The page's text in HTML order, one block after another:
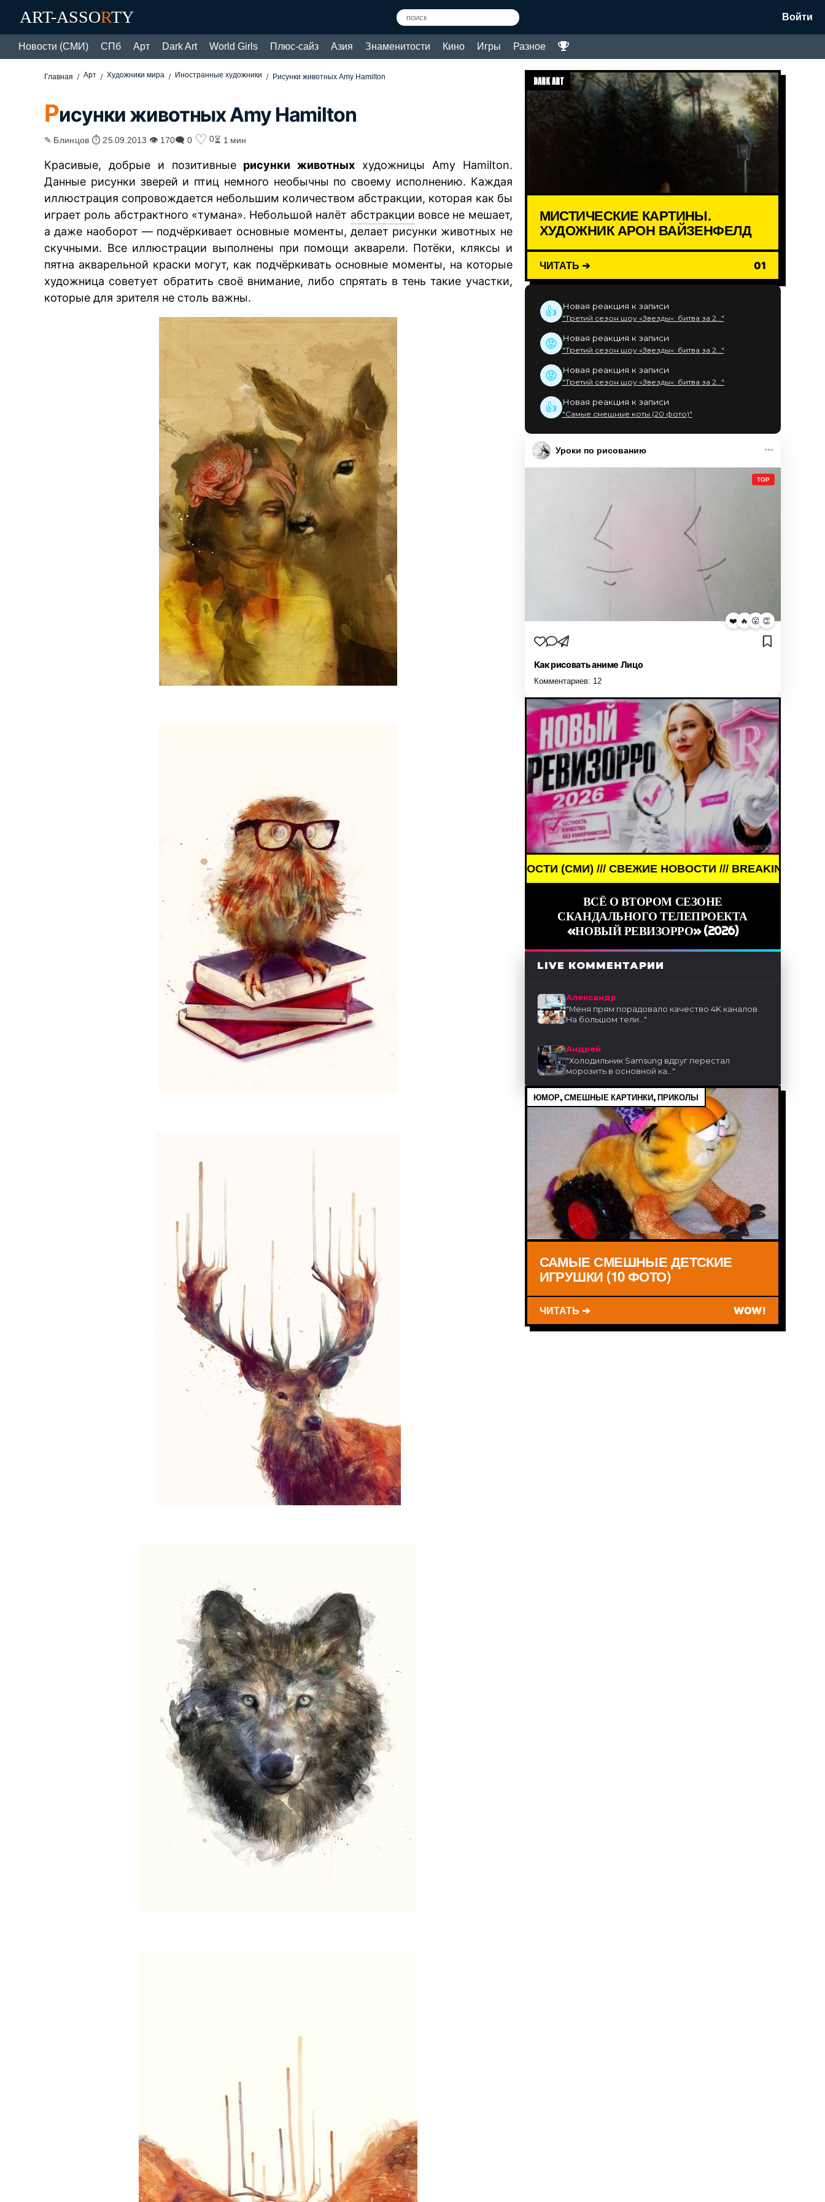
ART-ASSORTY Войти
Новости (СМИ) СПб Арт Dark Art World Girls Плюс-сайз Азия Знаменитости Кино Игры Разное
Главная Арт Художники мира Иностранные художники Рисунки животных Amy Hamilton
Рисунки животных Amy Hamilton
✎ Блинцов ⏱ 25.09.2013 👁 170🗨 0 ♡ 0⏳ 1 мин
Красивые, добрые и позитивные рисунки животных художницы Amy Hamilton.
Данные рисунки зверей и птиц немного необычны по своему исполнению. Каждая
иллюстрация сопровождается небольшим количеством абстракции, которая как бы
играет роль абстрактного «тумана». Небольшой налёт абстракции вовсе не мешает,
а даже наоборот — подчёркивает основные моменты, делает рисунки животных не
скучными. Все иллюстрации выполнены при помощи акварели. Потёки, кляксы и
пятна акварельной краски могут, как подчёркивать основные моменты, на которые
художница советует обратить своё внимание, либо спрятать в тень такие участки,
которые для зрителя не столь важны.
DARK ART
МИСТИЧЕСКИЕ КАРТИНЫ.
ХУДОЖНИК АРОН ВАЙЗЕНФЕЛД
ЧИТАТЬ ➔ 01
👍 Новая реакция к записи
"Третий сезон шоу «Звезды»: битва за 2..."
😡 Новая реакция к записи
"Третий сезон шоу «Звезды»: битва за 2..."
😡 Новая реакция к записи
"Третий сезон шоу «Звезды»: битва за 2..."
👍 Новая реакция к записи
"Самые смешные коты (20 фото)"
Уроки по рисованию
TOP
❤️ 🔥 😮 👏
Как рисовать аниме Лицо
Комментариев: 12
BREAKING NEWS /// НОВОСТИ (СМИ) /// СВЕЖИЕ НОВОСТИ /// BREAKING NEWS ///
ВСЁ О ВТОРОМ СЕЗОНЕ
СКАНДАЛЬНОГО ТЕЛЕПРОЕКТА
«НОВЫЙ РЕВИЗОРРО» (2026)
LIVE КОММЕНТАРИИ
Александр
"Меня прям порадовало качество 4K каналов.
На большом тели..."
Андрей
"Холодильник Samsung вдруг перестал
морозить в основной ка..."
ЮМОР, СМЕШНЫЕ КАРТИНКИ, ПРИКОЛЫ
САМЫЕ СМЕШНЫЕ ДЕТСКИЕ
ИГРУШКИ (10 ФОТО)
ЧИТАТЬ ➔ WOW!